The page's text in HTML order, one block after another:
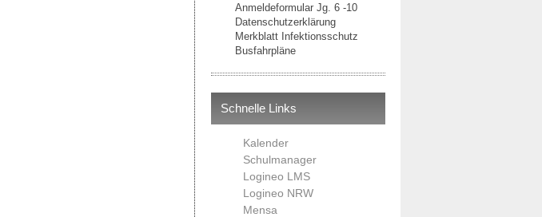
Anmeldeformular Jg. 6 -10
Datenschutzerklärung
Merkblatt Infektionsschutz
Busfahrpläne
Schnelle Links
Kalender
Schulmanager
Logineo LMS
Logineo NRW
Mensa